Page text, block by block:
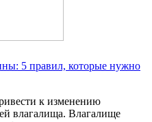
5 правил, которые нужно
к изменению
влагалища. Влагалище